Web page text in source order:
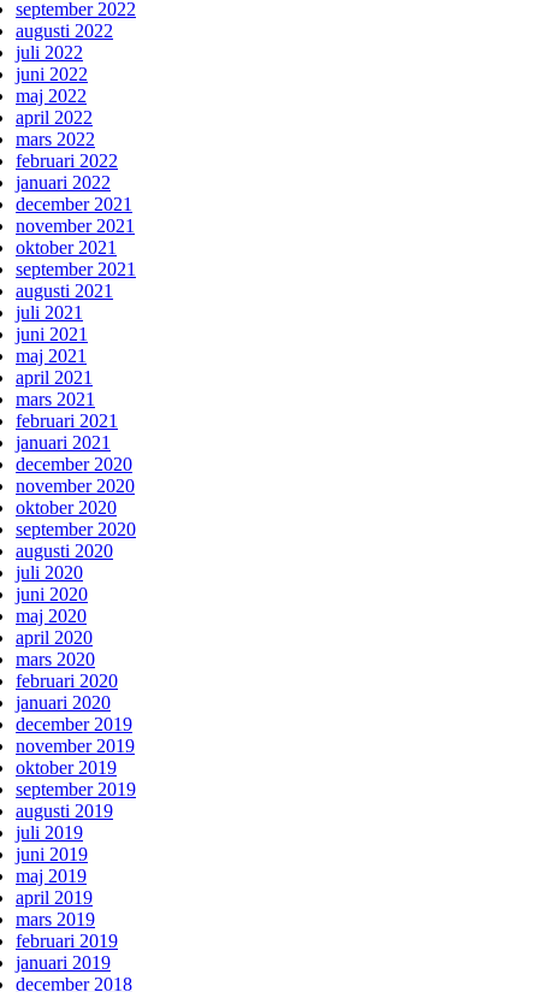
september 2022
augusti 2022
juli 2022
juni 2022
maj 2022
april 2022
mars 2022
februari 2022
januari 2022
december 2021
november 2021
oktober 2021
september 2021
augusti 2021
juli 2021
juni 2021
maj 2021
april 2021
mars 2021
februari 2021
januari 2021
december 2020
november 2020
oktober 2020
september 2020
augusti 2020
juli 2020
juni 2020
maj 2020
april 2020
mars 2020
februari 2020
januari 2020
december 2019
november 2019
oktober 2019
september 2019
augusti 2019
juli 2019
juni 2019
maj 2019
april 2019
mars 2019
februari 2019
januari 2019
december 2018